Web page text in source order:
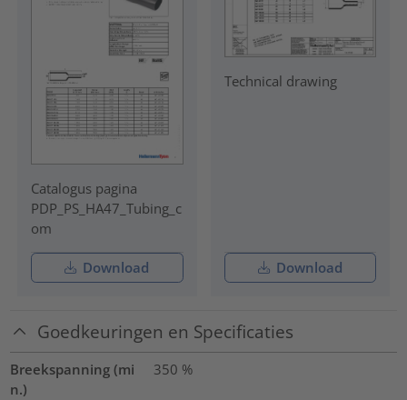
Catalogus pagina
PDP_PS_HA47_Tubing_c
om
Download
Technical drawing
Download
Goedkeuringen en Specificaties
Breekspanning (mi
n.)
350 %